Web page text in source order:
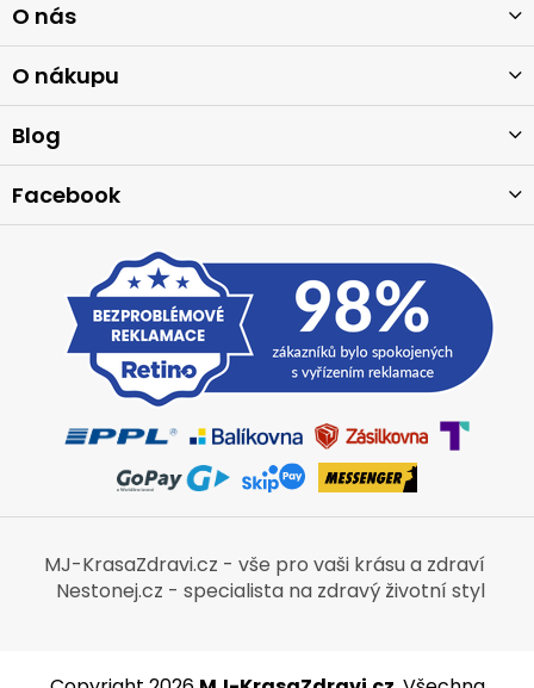
á
p
a
t
O nás
O nákupu
Blog
Facebook
MJ-KrasaZdravi.cz - vše pro vaši krásu a zdraví
Nestonej.cz - specialista na zdravý životní styl